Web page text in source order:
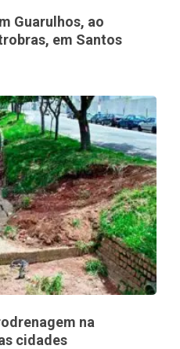
Guarulhos, ao
em Santos
na
cidades